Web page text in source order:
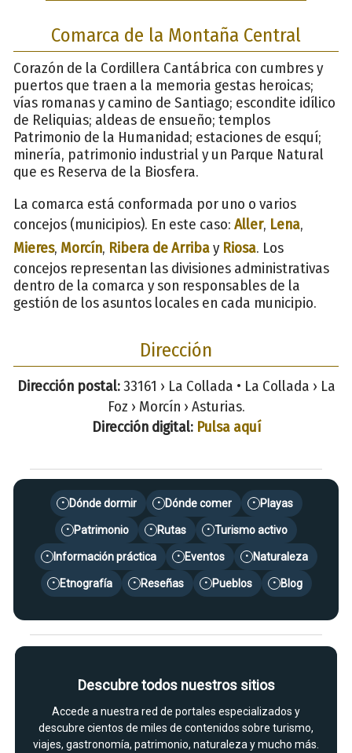
Comarca de la Montaña Central
Corazón de la Cordillera Cantábrica con cumbres y
puertos que traen a la memoria gestas heroicas;
vías romanas y camino de Santiago; escondite idílico
de Reliquias; aldeas de ensueño; templos
Patrimonio de la Humanidad; estaciones de esquí;
minería, patrimonio industrial y un Parque Natural
que es Reserva de la Biosfera.
La comarca está conformada por uno o varios
concejos (municipios). En este caso: Aller, Lena,
Mieres, Morcín, Ribera de Arribay Riosa. Los
concejos representan las divisiones administrativas
dentro de la comarca y son responsables de la
gestión de los asuntos locales en cada municipio.
Dirección
Dirección postal:33161 › La Collada • La Collada › La
Foz › Morcín › Asturias.
Dirección digital: Pulsa aquí
• Dónde dormir • Dónde comer • Playas
• Patrimonio • Rutas • Turismo activo
• Información práctica • Eventos • Naturaleza
• Etnografía • Reseñas • Pueblos • Blog
Descubre todos nuestros sitios
Accede a nuestra red de portales especializados y
descubre cientos de miles de contenidos sobre turismo,
viajes, gastronomía, patrimonio, naturaleza y mucho más.